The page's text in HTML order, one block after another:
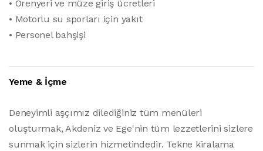
• Örenyeri ve müze giriş ücretleri
• Motorlu su sporları için yakıt
• Personel bahşişi
Yeme & İçme
Deneyimli aşçımız dilediğiniz tüm menüleri
oluşturmak, Akdeniz ve Ege'nin tüm lezzetlerini sizlere
sunmak için sizlerin hizmetindedir. Tekne kiralama